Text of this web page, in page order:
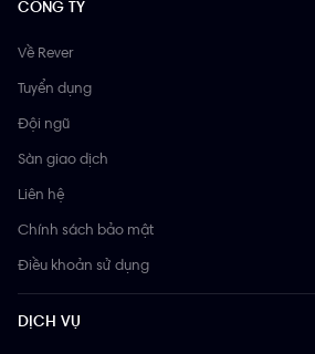
CÔNG TY
Về Rever
Tuyển dụng
Đội ngũ
Sàn giao dịch
Liên hệ
Chính sách bảo mật
Điều khoản sử dụng
DỊCH VỤ